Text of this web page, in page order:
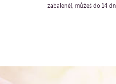
zabalené), můžeš do 14